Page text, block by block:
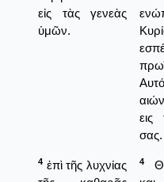
εἰς τὰς γενεὰς
ὑμῶν.
εις
σας.
4 ἐπὶ τῆς λυχνίας
4